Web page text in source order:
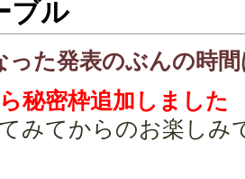
ブル
た発表のぶんの時
秘密枠追加しました
みてからのお楽しみ